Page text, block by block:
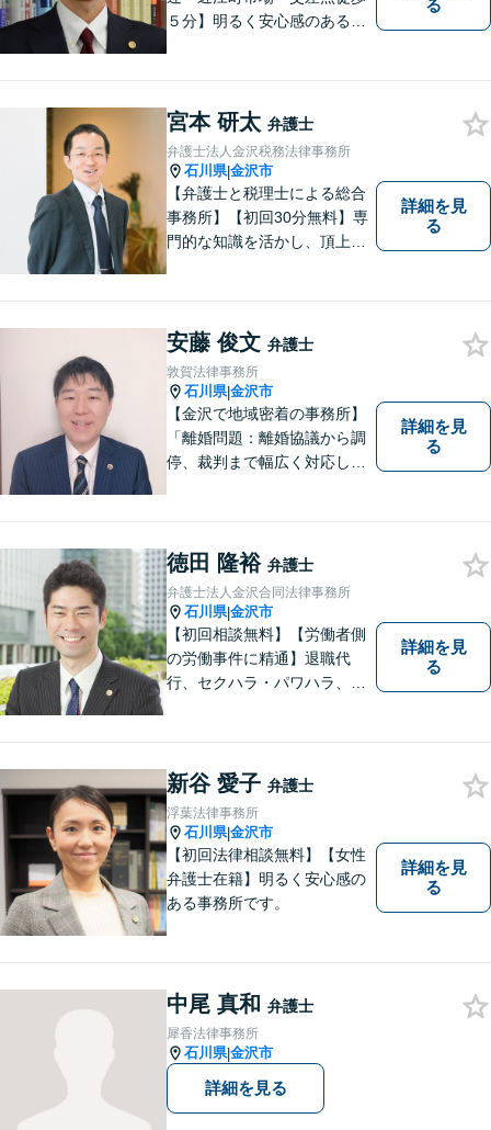
５分】明るく安心感のある事
る
宮本 研太 弁護士
弁護士法人金沢税務法律事務所
石川県|金沢市
【弁護士と税理士による総合
事務所】【初回30分無料】専
門的な知識を活かし、頂上＝
ジあります。
詳細を見
る
安藤 俊文 弁護士
敦賀法律事務所
石川県|金沢市
【金沢で地域密着の事務所】
「離婚問題：離婚協議から調
停、裁判まで幅広く対応し、
弁護士が介入することで賠償
金の大幅な増額が実現できる
ケースあり」【休日・夜間相
談可】
詳細を見
る
徳田 隆裕 弁護士
弁護士法人金沢合同法律事務所
石川県|金沢市
【初回相談無料】【労働者側
の労働事件に精通】退職代
行、セクハラ・パワハラ、労
ルも対応可能【メール相談／
ビデオ面談可】【土曜日も対
応】
詳細を見
る
新谷 愛子 弁護士
浮葉法律事務所
石川県|金沢市
【初回法律相談無料】【女性
弁護士在籍】明るく安心感の
ある事務所です。
詳細を見
る
中尾 真和 弁護士
犀香法律事務所
石川県|金沢市
詳細を見る